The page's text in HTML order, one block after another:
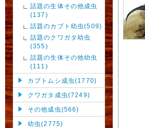
話題の生体その他成虫
(137)
話題のカブト幼虫(509)
話題のクワガタ幼虫
(355)
話題の生体その他幼虫
(111)
カブトムシ成虫(1770)
クワガタ成虫(7249)
その他成虫(566)
幼虫(2775)